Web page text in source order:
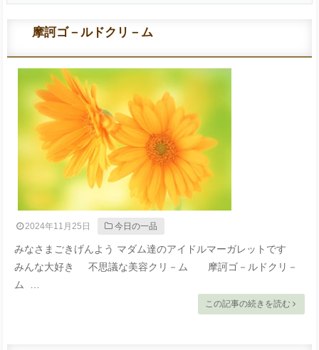
摩訶ゴ－ルドクリ－ム
2024年11月25日 今日の一品
みなさまごきげんよう マダム達のアイドルマーガレットです
みんな大好き 不思議な美容クリ－ム 摩訶ゴ－ルドクリ－
ム …
この記事の続きを読む